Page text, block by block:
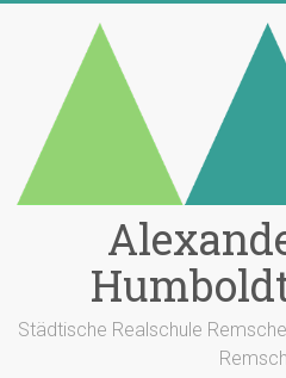
Städtische Realschule